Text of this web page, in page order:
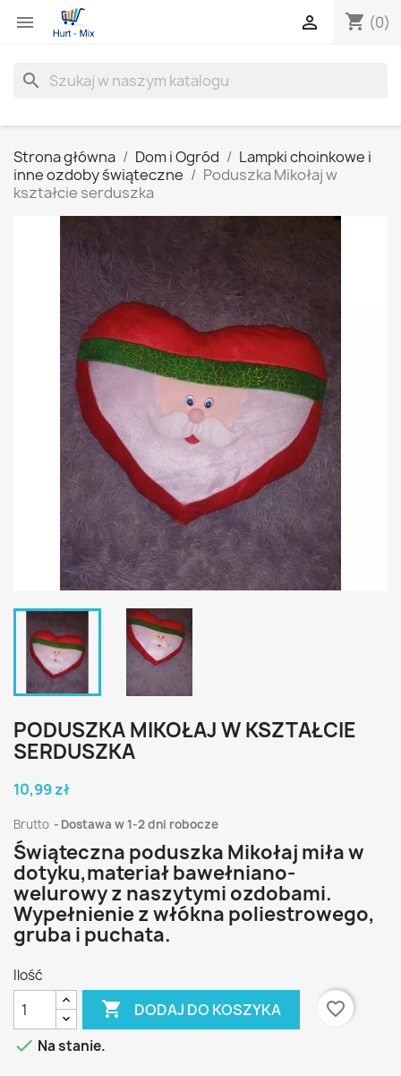
 shopping_cart (0)

search
Strona główna Dom i Ogród
Lampki choinkowe i
inne ozdoby świąteczne
Poduszka Mikołaj w
kształcie serduszka
PODUSZKA MIKOŁAJ W KSZTAŁCIE
SERDUSZKA
10,99 zł
Brutto Dostawa w 1-2 dni robocze
Świąteczna poduszka Mikołaj miła w
dotyku,materiał bawełniano-
welurowy z naszytymi ozdobami.
Wypełnienie z włókna poliestrowego,
gruba i puchata.
Ilość
 DODAJ DO KOSZYKA
favorite_border
 Na stanie.